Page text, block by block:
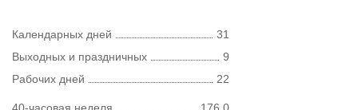
Календарных дней
31
Выходных и праздничных
9
Рабочих дней
22